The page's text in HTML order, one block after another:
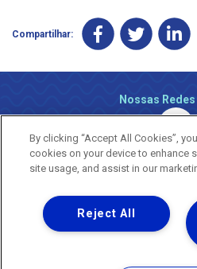
Compartilhar:
Nossas
Uma empresa
Copyright ® 2026 -
Nossa natureza
By clicking “Accept All Cookies”,
cookies on your device to enhance
site usage, and assist in our
Reject All